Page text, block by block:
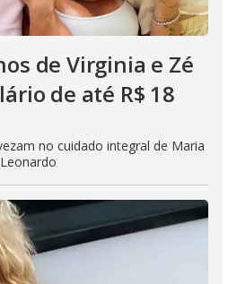
de Virginia e Zé
de até R$ 18
no cuidado integral de Maria